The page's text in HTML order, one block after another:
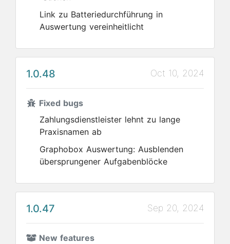
Link zu Batteriedurchführung in
Auswertung vereinheitlicht
1.0.48 Oct 10, 2024
Fixed bugs
Zahlungsdienstleister lehnt zu lange
Praxisnamen ab
Graphobox Auswertung: Ausblenden
übersprungener Aufgabenblöcke
1.0.47 Sep 20, 2024
New features